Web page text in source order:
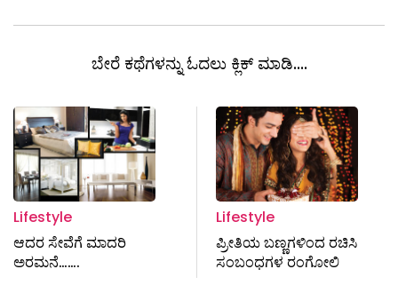
ಬೇರೆ ಕಥೆಗಳನ್ನು ಓದಲು ಕ್ಲಿಕ್ ಮಾಡಿ....
Lifestyle
ಆದರ ಸೇವೆಗೆ ಮಾದರಿ
ಅರಮನೆ…….
Lifestyle
ಪ್ರೀತಿಯ ಬಣ್ಣಗಳಿಂದ ರಚಿಸಿ
ಸಂಬಂಧಗಳ ರಂಗೋಲಿ